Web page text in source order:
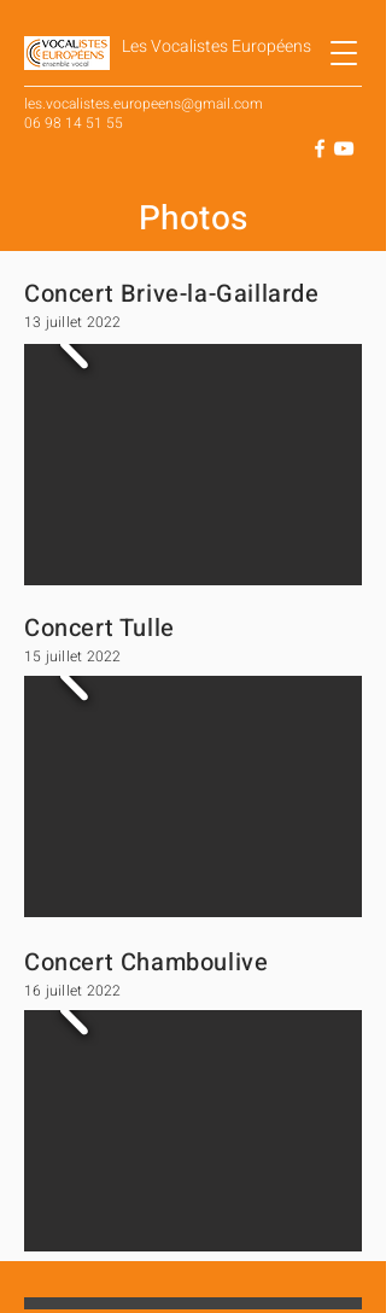
Les Vocalistes Européens
les.vocalistes.europeens@gmail.com
06 98 14 51 55
Photos
Concert Brive-la-Gaillarde
13 juillet 2022
Concert Tulle
15 juillet 2022
Concert Chamboulive
16 juillet 2022